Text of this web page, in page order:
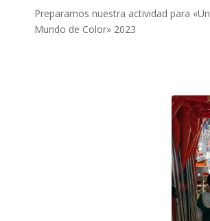
Preparamos nuestra actividad para «Un
Mundo de Color» 2023